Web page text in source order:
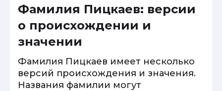
Фамилия Пицкаев: версии
о происхождении и
значении
Фамилия Пицкаев имеет несколько
версий происхождения и значения.
Названия фамилии могут